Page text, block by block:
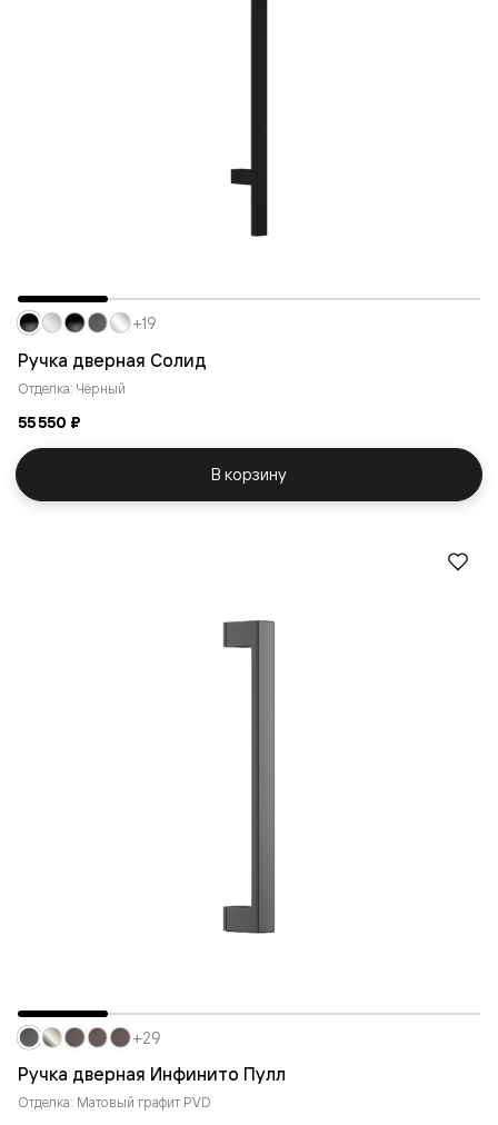
Ручка дверная Солид
Отделка: Чёрный
55 550 ₽
+19
В корзину
Ручка дверная Инфинито Пулл
Отделка: Матовый графит PVD
+29